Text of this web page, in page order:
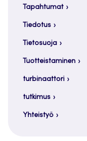
Tapahtumat
Tiedotus
Tietosuoja
Tuotteistaminen
turbinaattori
tutkimus
Yhteistyö